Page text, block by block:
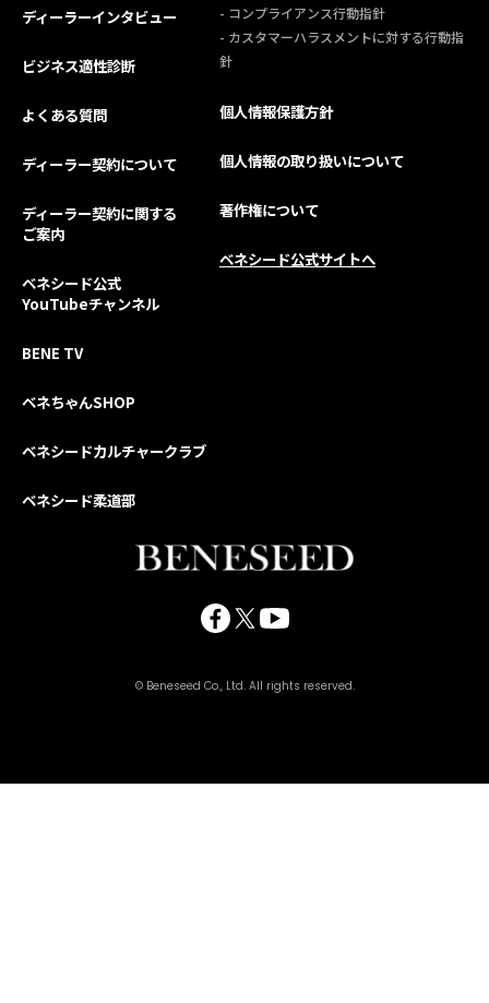
ディーラーインタビュー
ビジネス適性診断
よくある質問
ディーラー契約について
ディーラー契約に関する
ご案内
ベネシード公式
YouTubeチャンネル
BENE TV
ベネちゃんSHOP
ベネシードカルチャークラブ
ベネシード柔道部
- コンプライアンス行動指針
- カスタマーハラスメントに対する行動指
針
個人情報保護方針
個人情報の取り扱いについて
著作権について
ベネシード公式サイトへ
© Beneseed Co., Ltd. All rights reserved.